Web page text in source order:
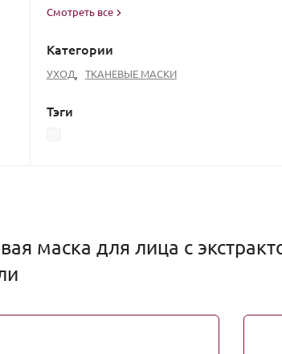
Смотреть все
Категории
УХОД, ТКАНЕВЫЕ МАСКИ
Тэги
маска для лица с